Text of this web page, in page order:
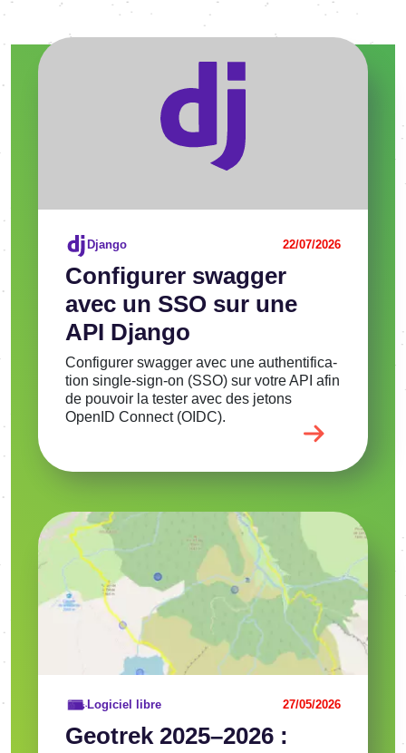
Confi­gu­rer swag­ger
avec un SSO sur une
API Django
Django 22/07/2026
Confi­gu­rer swag­ger avec une authen­ti­fi­ca­
tion single-sign-on (SSO) sur votre API afin
de pouvoir la tester avec des jetons
OpenID Connect (OIDC).
Voir l'article
Geotrek 2025–2026 :
Logiciel libre 27/05/2026
Voir l'article
Image